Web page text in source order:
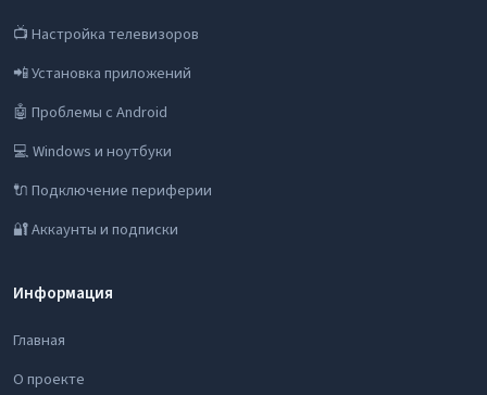
📺 Настройка телевизоров
📲 Установка приложений
🤖 Проблемы с Android
💻 Windows и ноутбуки
🔌 Подключение периферии
🔐 Аккаунты и подписки
Информация
Главная
О проекте